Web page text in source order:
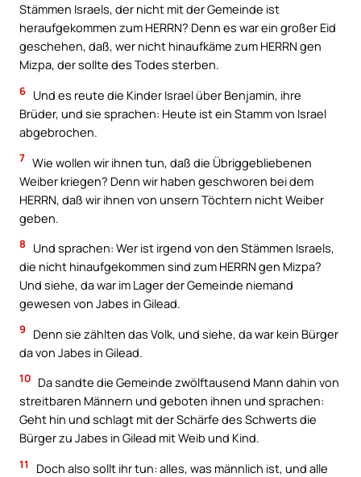
Stämmen Israels, der nicht mit der Gemeinde ist
heraufgekommen zum HERRN? Denn es war ein großer Eid
geschehen, daß, wer nicht hinaufkäme zum HERRN gen
Mizpa, der sollte des Todes sterben.
6 Und es reute die Kinder Israel über Benjamin, ihre
Brüder, und sie sprachen: Heute ist ein Stamm von Israel
abgebrochen.
7 Wie wollen wir ihnen tun, daß die Übriggebliebenen
Weiber kriegen? Denn wir haben geschworen bei dem
HERRN, daß wir ihnen von unsern Töchtern nicht Weiber
geben.
8
Und sprachen: Wer ist irgend von den Stämmen Israels,
die nicht hinaufgekommen sind zum HERRN gen Mizpa?
Und siehe, da war im Lager der Gemeinde niemand
gewesen von Jabes in Gilead.
9
Denn sie zählten das Volk, und siehe, da war kein Bürger
da von Jabes in Gilead.
10 Da sandte die Gemeinde zwölftausend Mann dahin von
streitbaren Männern und geboten ihnen und sprachen:
Geht hin und schlagt mit der Schärfe des Schwerts die
Bürger zu Jabes in Gilead mit Weib und Kind.
11
Doch also sollt ihr tun: alles, was männlich ist, und alle